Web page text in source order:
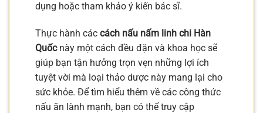
dụng hoặc tham khảo ý kiến bác sĩ.
Thực hành các cách nấu nấm linh chi Hàn
Quốcnày một cách đều đặn và khoa học sẽ
giúp bạn tận hưởng trọn vẹn những lợi ích
tuyệt vời mà loại thảo dược này mang lại cho
sức khỏe. Để tìm hiểu thêm về các công thức
nấu ăn lành mạnh, bạn có thể truy cập